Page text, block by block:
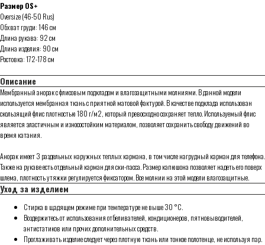
Размер OS+
Oversize (46-50 Rus)
Обхват груди: 146 см
Длина рукава: 92 см
Длина изделия: 90 см
Ростовка: 172-178 см
Описание
Мембранный анорак с флисовым подкладом и влагозащитными молниями. В данной модели
используется мембранная ткань с приятной матовой фактурой. В качестве подклада использован
скользящий флис плотностью 180 г/м2, который превосходно сохраняет тепло. Используемый флис
является эластичным и износостойким материалом, позволяет сохранить свободу движений во
время катания.
Анорак имеет 3 раздельных наружных теплых кармана, в том числе нагрудный карман для телефона.
Также на рукаве есть отдельный карман для ски-пасса. Размер капюшона позволяет надеть его поверх
шлема, плотность утяжки регулируется фиксатором. Все молнии на этой модели влагозащитные.
Уход за изделием
Стирка в щадящем режиме при температуре не выше 30 °C.
Воздержитесь от использования отбеливателей, кондиционеров, пятновыводителей,
антистатиков или прочих дополнительных средств.
Проглаживать изделие следует через плотную ткань или тонкое полотенце, не используя пар.